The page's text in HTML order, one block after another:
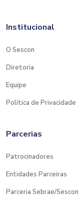
Institucional
O Sescon
Diretoria
Equipe
Política de Privacidade
Parcerias
Patrocinadores
Entidades Parceiras
Parceria Sebrae/Sescon